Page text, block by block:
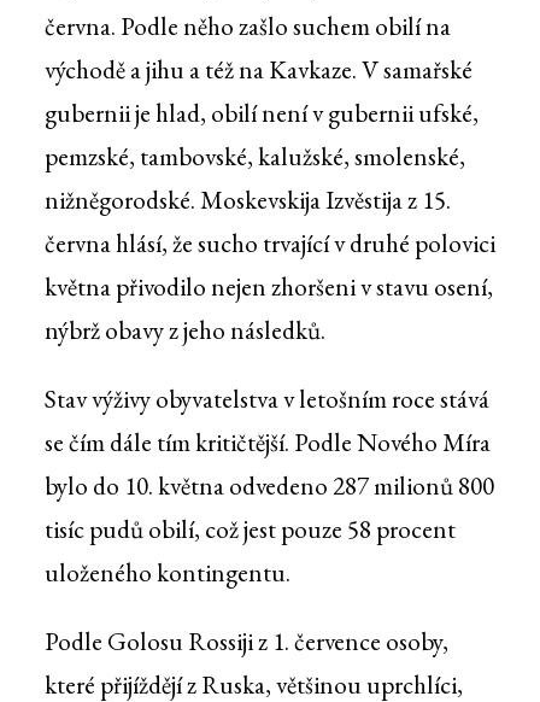
června. Podle něho zašlo suchem obilí na
východě a jihu a též na Kavkaze. V samařské
gubernii je hlad, obilí není v gubernii ufské,
pemzské, tambovské, kalužské, smolenské,
nižněgorodské. Moskevskija Izvěstija z 15.
června hlásí, že sucho trvající v druhé polovici
května přivodilo nejen zhoršeni v stavu osení,
nýbrž obavy z jeho následků.
Stav výživy obyvatelstva v letošním roce stává
se čím dále tím kritičtější. Podle Nového Míra
bylo do 10. května odvedeno 287 milionů 800
tisíc pudů obilí, což jest pouze 58 procent
uloženého kontingentu.
Podle Golosu Rossiji z 1. července osoby,
které přijíždějí z Ruska, většinou uprchlíci,